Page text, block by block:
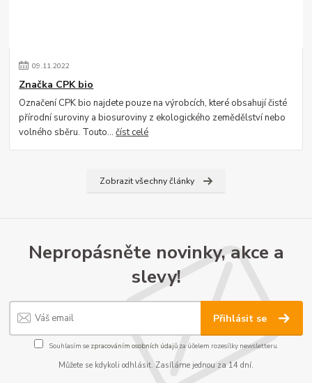
09.11.2022
Značka CPK bio
Označení CPK bio najdete pouze na výrobcích, které obsahují čisté
přírodní suroviny a biosuroviny z ekologického zemědělství nebo
volného sběru. Touto...číst celé
Zobrazit všechny články
Nepropásněte novinky, akce a
slevy!
Přihlásit se
Souhlasím se zpracováním osobních údajůza účelem rozesílky newsletteru.
Můžete se kdykoli odhlásit. Zasíláme jednou za 14 dní.